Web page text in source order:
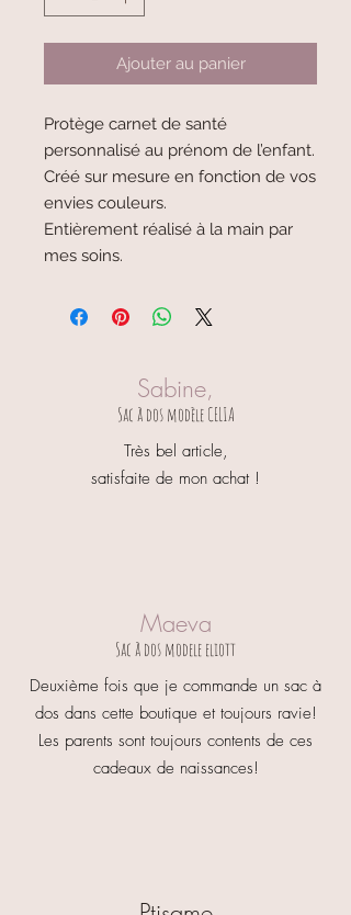
Ajouter au panier
Protège carnet de santé
personnalisé au prénom de l’enfant.
Créé sur mesure en fonction de vos
envies couleurs.
Entièrement réalisé à la main par
mes soins.
Sabine,
Sac à dos modèle CELIA
Très bel article,
satisfaite de mon achat !
Maeva
Sac à dos modele eliott
Deuxième fois que je commande un sac à
dos dans cette boutique et toujours ravie!
Les parents sont toujours contents de ces
cadeaux de naissances!